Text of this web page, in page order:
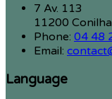
7 Av. 113
11200
Phone: 04 48
Email:
Language